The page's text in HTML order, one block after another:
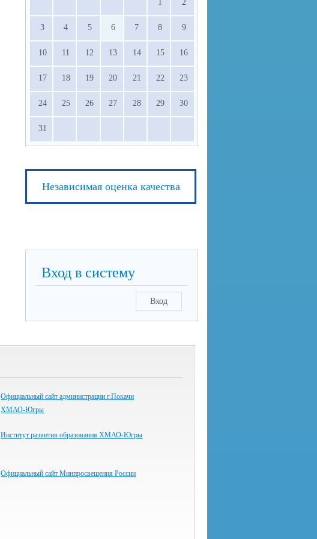
1 2
3 4 5 6 7 8 9
10 11 12 13 14 15 16
17 18 19 20 21 22 23
24 25 26 27 28 29 30
31
Независимая оценка качества
Вход в систему
Вход
Официальный сайт администрации г.Покачи
ХМАО-Югры
Институт развития образования ХМАО-Югры
Официальный сайт Минпросвещения России